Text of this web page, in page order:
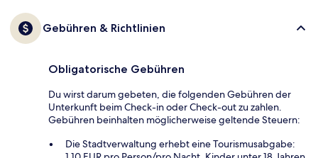
Gebühren & Richtlinien
Obligatorische Gebühren
Du wirst darum gebeten, die folgenden Gebühren der
Unterkunft beim Check-in oder Check-out zu zahlen.
Gebühren beinhalten möglicherweise geltende Steuern:
Die Stadtverwaltung erhebt eine Tourismusabgabe: